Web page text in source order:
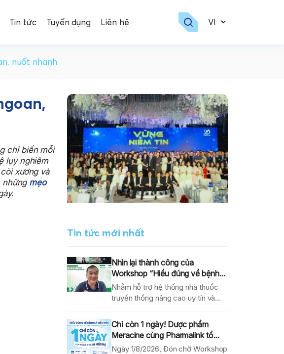
Tin tức Tuyển dụng Liên hệ
nuốt nhanh
chỉ biến mỗi
lụy nghiêm
xương và
nhữngmẹo
Tin tức mới nhất
Nhìn lại thành công của
Workshop “Hiểu đúng về bệnh...
Nhằm hỗ trợ hệ thống nhà thuốc
truyền thống nâng cao uy tín và
Chỉ còn 1 ngày! Dược phẩm
Meracine cùng Pharmalink tổ...
Ngày 1/8/2026, Đón chờ Workshop